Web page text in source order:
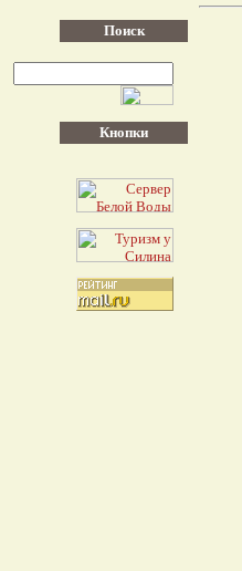
Поиск
Кнопки